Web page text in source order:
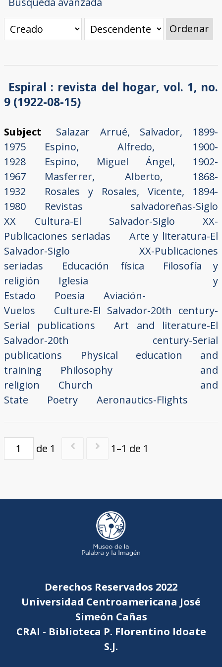
Ordenar
Espiral : revista del hogar, vol. 1, no.
9 (1922-08-15)
Subject
Salazar Arrué, Salvador, 1899-
1975
Espino, Alfredo, 1900-
1928
Espino, Miguel Ángel, 1902-
1967
Masferrer, Alberto, 1868-
1932
Rosales y Rosales, Vicente, 1894-
1980
Revistas salvadoreñas-Siglo
XX
Cultura-El Salvador-Siglo XX-
Publicaciones seriadas
Arte y literatura-El
Salvador-Siglo XX-Publicaciones
seriadas
Educación física
Filosofía y
religión
Iglesia y
Estado
Poesía
Aviación-
Vuelos
Culture-El Salvador-20th century-
Serial publications
Art and literature-El
Salvador-20th century-Serial
publications
Physical education and
training
Philosophy and
religion
Church and
State
Poetry Aeronautics-Flights
de 1 1–1 de 1
Derechos Reservados 2022
Universidad Centroamericana José
Simeón Cañas
CRAI - Biblioteca P. Florentino Idoate
S.J.